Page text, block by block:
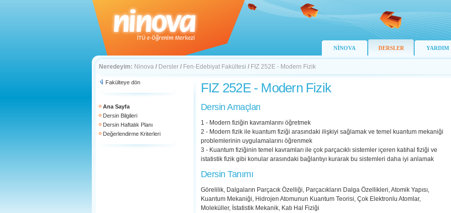
NİNOVA DERSLER YARDIM
Neredeyim: Ninova / Dersler / Fen-Edebiyat Fakültesi / FIZ 252E - Modern Fizik
Fakülteye dön
Ana Sayfa
Dersin Bilgileri
Dersin Haftalık Planı
Değerlendirme Kriterleri
FIZ 252E - Modern Fizik
Dersin Amaçları
1 - Modern fiziğin kavramlarını öğretmek
2 - Modern fizik ile kuantum fiziği arasındaki ilişkiyi sağlamak ve temel kuantum mekaniği
problemlerinin uygulamalarını öğrenmek
3 - Kuantum fiziğinin temel kavramları ile çok parçacıklı sistemler içeren katıhal fiziği ve
istatistik fizik gibi konular arasındaki bağlantıyı kurarak bu sistemleri daha iyi anlamak
Dersin Tanımı
Görelilik, Dalgaların Parçacık Özelliği, Parçacıkların Dalga Özellikleri, Atomik Yapısı,
Kuantum Mekaniği, Hidrojen Atomunun Kuantum Teorisi, Çok Elektronlu Atomlar,
Moleküller, İstatistik Mekanik, Katı Hal Fiziği